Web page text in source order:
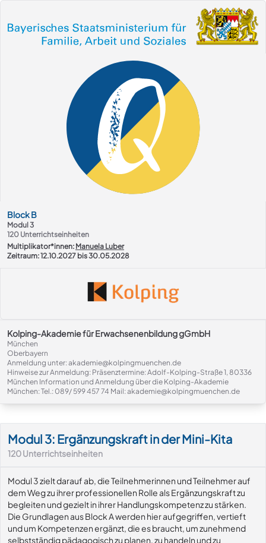
BlockB
Modul 3
120 Unterrichtseinheiten
Multiplikator*innen: Manuela Luber
Zeitraum: 12.10.2027 bis 30.05.2028
Kolping-Akademie für Erwachsenenbildung gGmbH
München
Oberbayern
Anmeldung unter: akademie@kolpingmuenchen.de
Hinweise zur Anmeldung: Präsenztermine: Adolf-Kolping-Straße 1, 80336
München Information und Anmeldung über die Kolping-Akademie
München: Tel.: 089/ 599 457 74 Mail: akademie@kolpingmuenchen.de
Modul 3: Ergänzungskraft in der Mini-Kita
120Unterrichtseinheiten
Modul 3 zielt darauf ab, die Teilnehmerinnen und Teilnehmer auf
dem Weg zu ihrer professionellen Rolle als Ergänzungskraft zu
begleiten und gezielt in ihrer Handlungskompetenz zu stärken.
Die Grundlagen aus Block A werden hier aufgegriffen, vertieft
und um Kompetenzen ergänzt, die es braucht, um zunehmend
selbstständig pädagogisch zu planen, zu handeln und zu